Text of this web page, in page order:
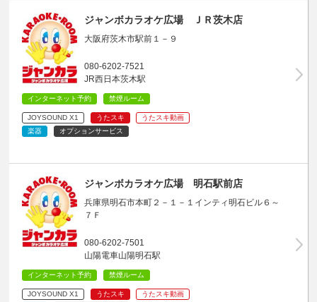
ジャンボカラオケ広場 ＪＲ茨木店
大阪府茨木市駅前１－９
080-6202-7521
JR西日本茨木駅
インターネット予約 禁煙ルーム
JOYSOUND X1 うたスキ
うたスキ動画
楽器
オプションサービス
ジャンボカラオケ広場 明石駅前店
兵庫県明石市本町２－１－１インティ明石ビル６～
７Ｆ
080-6202-7501
山陽電車山陽明石駅
インターネット予約 禁煙ルーム
JOYSOUND X1 うたスキ
うたスキ動画